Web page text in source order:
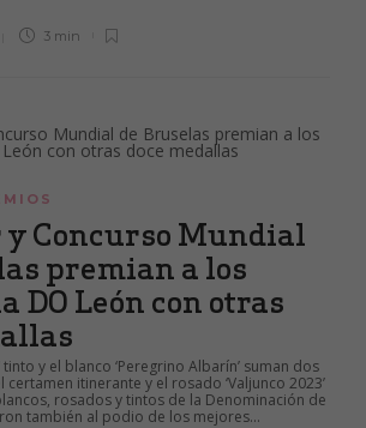
3 min
Concurso Mundial
premian a los
DO León con otras
tinto y el blanco ‘Peregrino Albarín’ suman dos
certamen itinerante y el rosado ‘Valjunco 2023’
rosados y tintos de la Denominación de
también al podio de los mejores...